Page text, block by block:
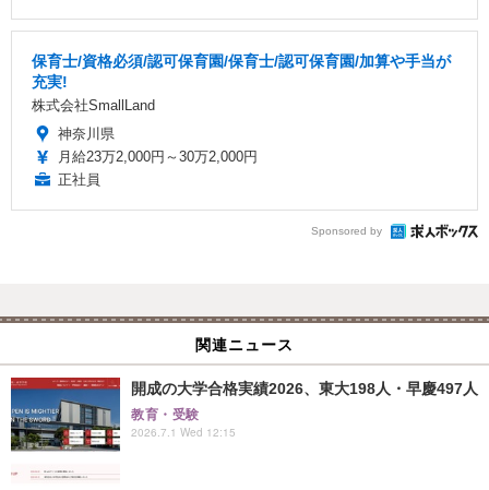
保育士/資格必須/認可保育園/保育士/認可保育園/加算や手当が
充実!
株式会社SmallLand
神奈川県
月給23万2,000円～30万2,000円
正社員
Sponsored by
関連ニュース
開成の大学合格実績2026、東大198人・早慶497人
教育・受験
2026.7.1 Wed 12:15